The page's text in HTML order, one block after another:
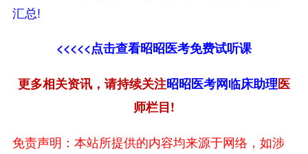
汇总!
<<<<<点击查看昭昭医考免费试听课
更多相关资讯，请持续关注昭昭医考网临床助理医
师栏目!
免责声明：本站所提供的内容均来源于网络，如涉